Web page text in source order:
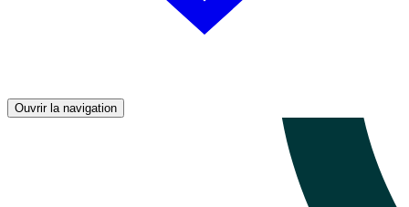
Ouvrir la navigation